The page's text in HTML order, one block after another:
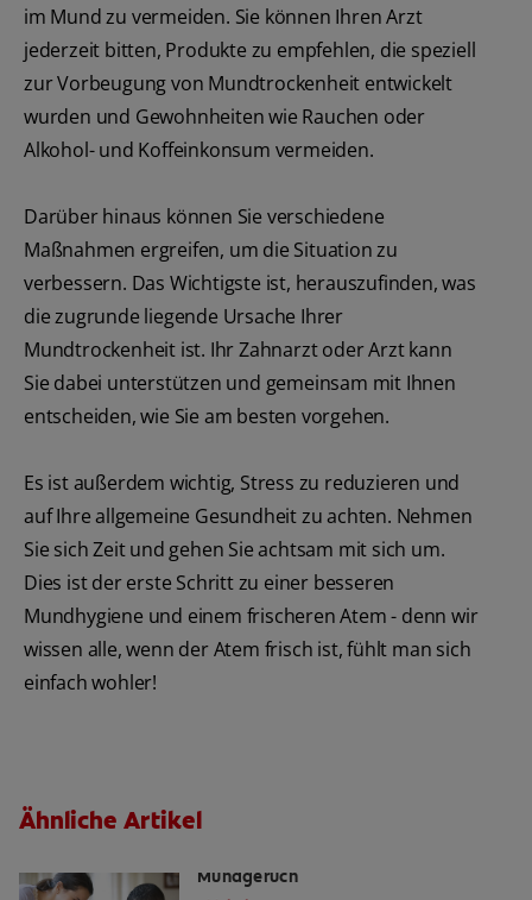
im Mund zu vermeiden. Sie können Ihren Arzt
jederzeit bitten, Produkte zu empfehlen, die speziell
zur Vorbeugung von Mundtrockenheit entwickelt
wurden und Gewohnheiten wie Rauchen oder
Alkohol- und Koffeinkonsum vermeiden.
Darüber hinaus können Sie verschiedene
Maßnahmen ergreifen, um die Situation zu
verbessern. Das Wichtigste ist, herauszufinden, was
die zugrunde liegende Ursache Ihrer
Mundtrockenheit ist. Ihr Zahnarzt oder Arzt kann
Sie dabei unterstützen und gemeinsam mit Ihnen
entscheiden, wie Sie am besten vorgehen.
Es ist außerdem wichtig, Stress zu reduzieren und
auf Ihre allgemeine Gesundheit zu achten. Nehmen
Sie sich Zeit und gehen Sie achtsam mit sich um.
Dies ist der erste Schritt zu einer besseren
Mundhygiene und einem frischeren Atem - denn wir
wissen alle, wenn der Atem frisch ist, fühlt man sich
einfach wohler!
Ähnliche Artikel
Mundgeruch